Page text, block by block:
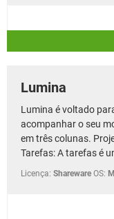
Lumina
Lumina é voltado
acompanhar o seu
em três colunas.
Tarefas: A tarefas é
Licença: Shareware OS: